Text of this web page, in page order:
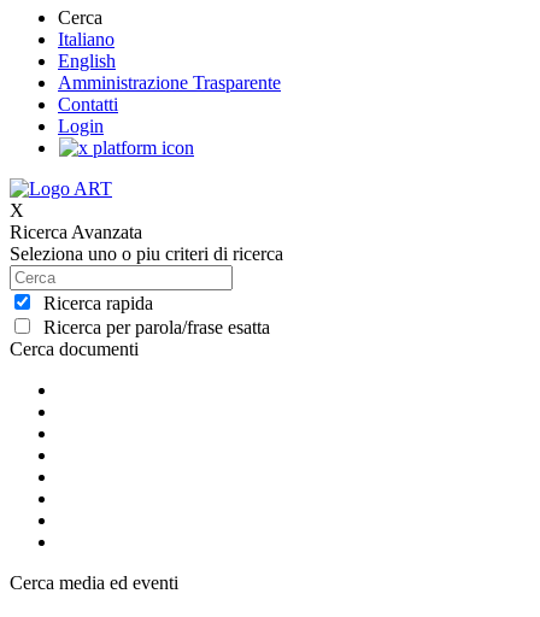
Cerca
Italiano
English
Amministrazione Trasparente
Contatti
Login
X
Ricerca Avanzata
Seleziona uno o piu criteri di ricerca
Ricerca rapida
Ricerca per parola/frase esatta
Cerca documenti
Cerca media ed eventi